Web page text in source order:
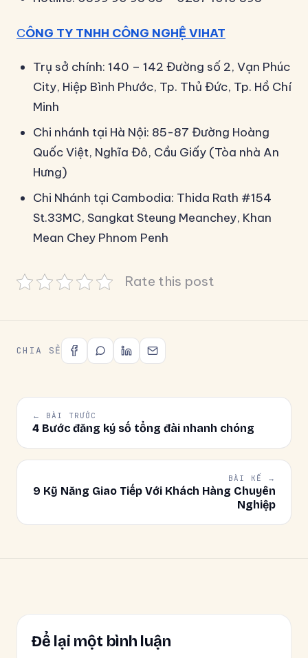
CÔNG TY TNHH CÔNG NGHỆ VIHAT
Trụ sở chính: 140 – 142 Đường số 2, Vạn Phúc
City, Hiệp Bình Phước, Tp. Thủ Đức, Tp. Hồ Chí
Minh
Chi nhánh tại Hà Nội: 85-87 Đường Hoàng
Quốc Việt, Nghĩa Đô, Cầu Giấy (Tòa nhà An
Hưng)
Chi Nhánh tại Cambodia: Thida Rath #154
St.33MC, Sangkat Steung Meanchey, Khan
Mean Chey Phnom Penh
Rate this post
CHIA SẺ
← BÀI TRƯỚC
4 Bước đăng ký số tổng đài nhanh chóng
BÀI KẾ →
9 Kỹ Năng Giao Tiếp Với Khách Hàng Chuyên
Nghiệp
Để lại một bình luận